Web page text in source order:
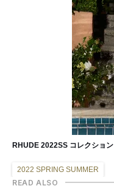
RHUDE 2022SS コレクション
2022 SPRING SUMMER
READ ALSO